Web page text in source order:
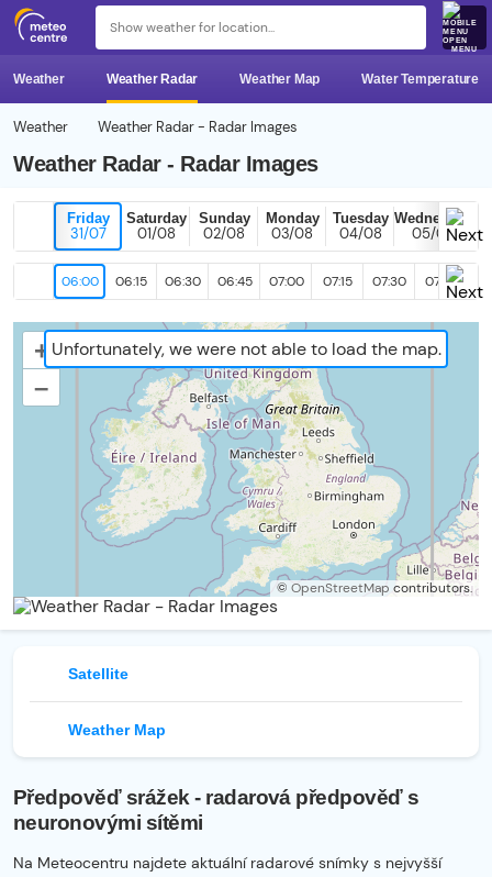
MENU
Weather Weather Radar Weather Map Water Temperature
Weather Weather Radar - Radar Images
Weather Radar - Radar Images
Friday
31/07
Saturday
01/08
Sunday
02/08
Monday
03/08
Tuesday
04/08
Wednesday
05/08
06:00 06:15 06:30 06:45 07:00 07:15 07:30 07:45
Unfortunately, we were not able to load the map.
+
–
© OpenStreetMap contributors.
Satellite
Weather Map
Předpověď srážek - radarová předpověď s
neuronovými sítěmi
Na Meteocentru najdete aktuální radarové snímky s nejvyšší